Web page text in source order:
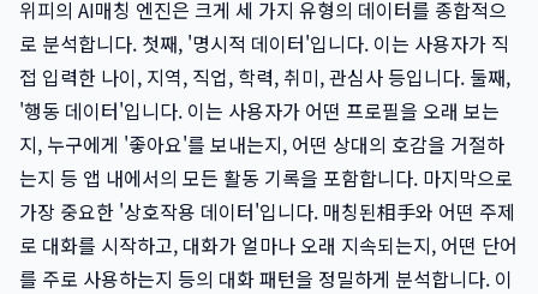
위피의 AI매칭 엔진은 크게 세 가지 유형의 데이터를 종합적으
로 분석합니다. 첫째, '명시적 데이터'입니다. 이는 사용자가 직
접 입력한 나이, 지역, 직업, 학력, 취미, 관심사 등입니다. 둘째,
'행동 데이터'입니다. 이는 사용자가 어떤 프로필을 오래 보는
지, 누구에게 '좋아요'를 보내는지, 어떤 상대의 호감을 거절하
는지 등 앱 내에서의 모든 활동 기록을 포함합니다. 마지막으로
가장 중요한 '상호작용 데이터'입니다. 매칭된相手와 어떤 주제
로 대화를 시작하고, 대화가 얼마나 오래 지속되는지, 어떤 단어
를 주로 사용하는지 등의 대화 패턴을 정밀하게 분석합니다. 이